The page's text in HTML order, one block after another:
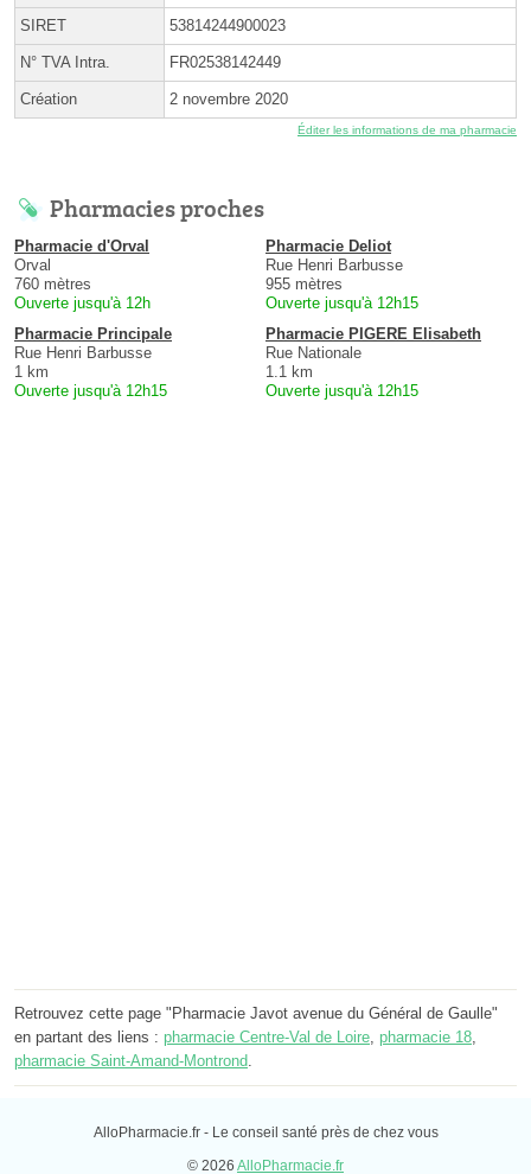
SIRET 53814244900023
N° TVA Intra. FR02538142449
Création 2 novembre 2020
Éditer les informations de ma pharmacie
Pharmacies proches
Pharmacie d'Orval
Orval
760 mètres
Ouverte jusqu'à 12h
Pharmacie Deliot
Rue Henri Barbusse
955 mètres
Ouverte jusqu'à 12h15
Pharmacie Principale
Rue Henri Barbusse
1 km
Ouverte jusqu'à 12h15
Pharmacie PIGERE Elisabeth
Rue Nationale
1.1 km
Ouverte jusqu'à 12h15
Retrouvez cette page "Pharmacie Javot avenue du Général de Gaulle"
en partant des liens : pharmacie Centre-Val de Loire, pharmacie 18,
pharmacie Saint-Amand-Montrond.
AlloPharmacie.fr - Le conseil santé près de chez vous
© 2026 AlloPharmacie.fr